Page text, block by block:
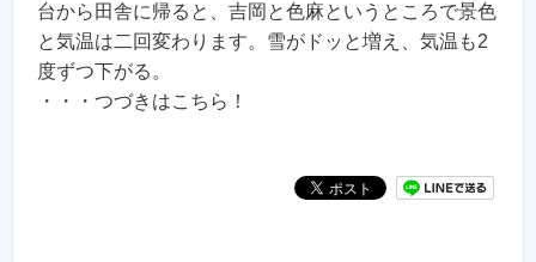
台から田舎に帰ると、吉岡と色麻というところで景色
と気温は二回変わります。雪がドッと増え、気温も2
度ずつ下がる。
・・・つづきはこちら！